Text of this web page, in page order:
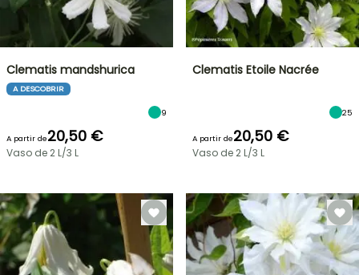
Clematis mandshurica
A DESCOBRIR
9
A partir de20,50 €
Vaso de 2 L/3 L
Clematis Etoile Nacrée
25
A partir de20,50 €
Vaso de 2 L/3 L